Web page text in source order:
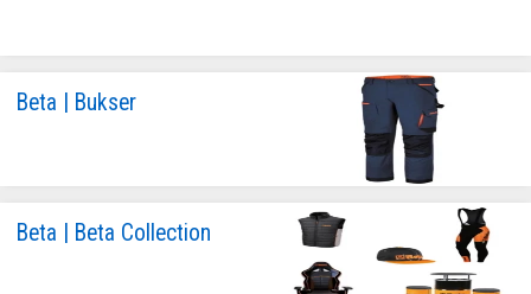
Beta | Bukser
Beta | Beta Collection